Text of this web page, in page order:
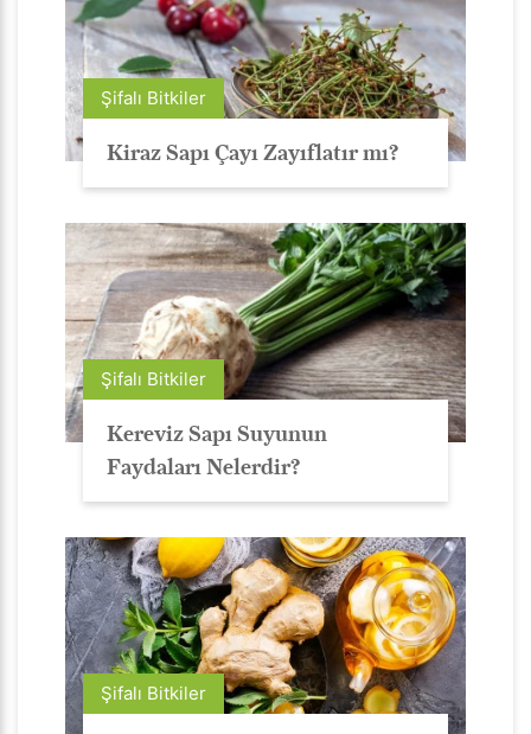
Şifalı Bitkiler
Kiraz Sapı Çayı Zayıflatır mı?
Şifalı Bitkiler
Kereviz Sapı Suyunun
Faydaları Nelerdir?
Şifalı Bitkiler